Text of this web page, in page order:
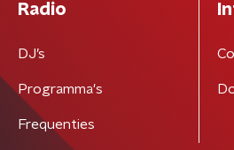
Radio
DJ’s
Programma's
Frequenties